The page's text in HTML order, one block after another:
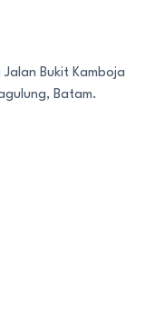
Jalan Bukit Kamboja
Batam.